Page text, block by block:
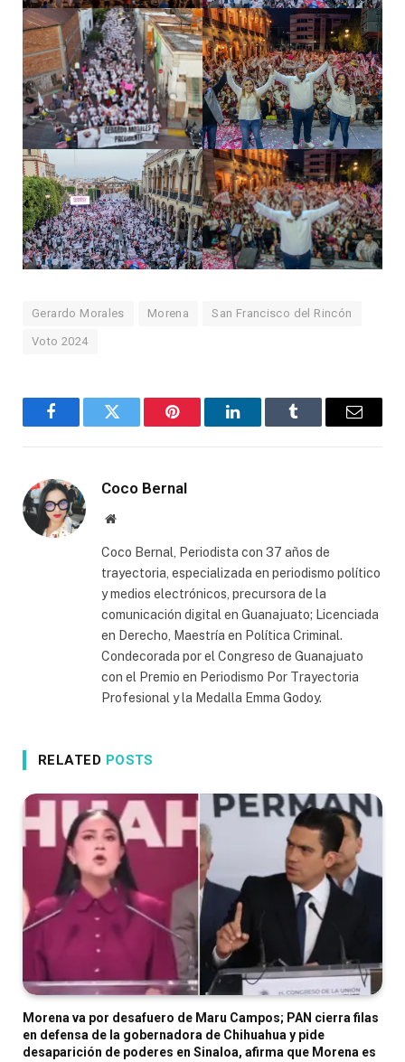
Gerardo Morales Morena San Francisco del Rincón
Voto 2024
FacebookTwitter Pinterest LinkedInTumblr Email
Coco Bernal
Website
Coco Bernal, Periodista con 37 años de
trayectoria, especializada en periodismo político
y medios electrónicos, precursora de la
comunicación digital en Guanajuato; Licenciada
en Derecho, Maestría en Política Criminal.
Condecorada por el Congreso de Guanajuato
con el Premio en Periodismo Por Trayectoria
Profesional y la Medalla Emma Godoy.
RELATED POSTS
Morena va por desafuero de Maru Campos; PAN cierra filas
en defensa de la gobernadora de Chihuahua y pide
desaparición de poderes en Sinaloa, afirma que Morena es